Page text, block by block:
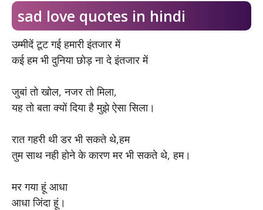
sad love quotes in hindi
उम्मीदें टूट गई हमारी इंतजार में
कई हम भी दुनिया छोड़ ना दे इंतजार में
जुबां तो खोल, नजर तो मिला,
यह तो बता क्यों दिया है मुझे ऐसा सिला।
रात गहरी थी डर भी सकते थे,हम
तुम साथ नही होने के कारण मर भी सकते थे, हम।
मर गया हूं आधा
आधा जिंदा हूं।